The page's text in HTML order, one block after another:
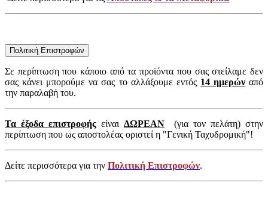
Πολιτική Επιστροφών
Σε περίπτωση που κάποιο από τα προϊόντα που σας στείλαμε δεν
σας κάνει μπορούμε να σας το αλλάξουμε εντός 14 ημερώναπό
την παραλαβή του.
Τα έξοδα επιστροφής είναι ΔΩΡΕΑΝ (για τον πελάτη) στην
περίπτωση που ως αποστολέας οριστεί η "Γενική Ταχυδρομική"!
Δείτε περισσότερα για την Πολιτική Επιστροφών.